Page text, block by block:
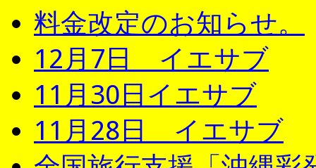
料金改定のお知らせ。
12月7日 イエサブ
11月30日イエサブ
11月28日 イエサブ